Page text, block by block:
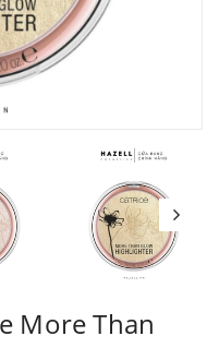
More Than